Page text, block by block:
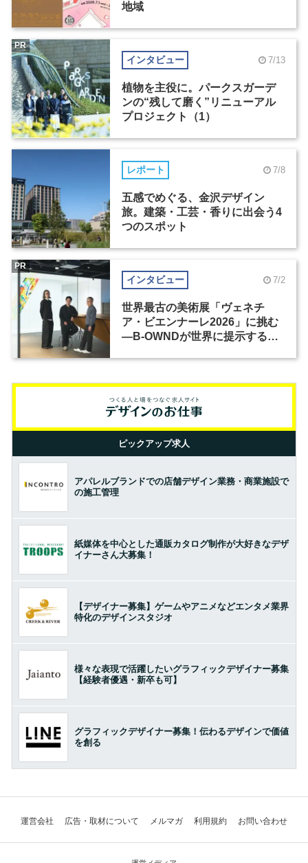
地域
インタビュー 7/13
植物を主役に。パークスガーデ
ンの“残して磨く”リニューアル
プロジェクト（1）
PR
レポート 7/8
五感でめぐる、金沢デザイン
旅。建築・工芸・香りに出会う4
つのスポット
インタビュー 7/2
世界最古の美術展「ヴェネチ
ア・ビエンナーレ2026」に挑む
―B-OWNDが世界に提示する美
PR
ピックアップ求人
アパレルブランドでの店舗デザイン業務・商業施設で
の施工管理
紙媒体を中心とした通販カタログ制作が大好きなデザ
イナーさん大募集！
【デザイナー募集】ゲームやアニメなどエンタメ業界
特化のデザインスタジオ
様々な表現で活躍したいグラフィックデザイナー募集
【経験者優遇・新卒も可】
グラフィックデザイナー募集！伝わるデザインで価値
を創る
運営会社 広告・取材について メルマガ 利用規約 お問い合わせ